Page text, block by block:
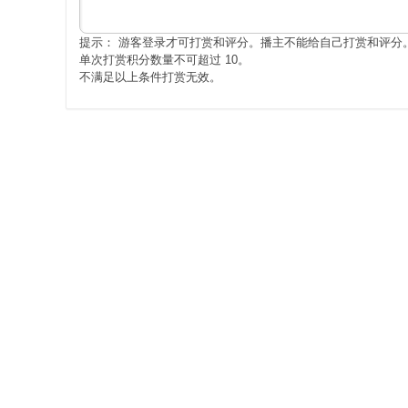
提示： 游客登录才可打赏和评分。播主不能给自己打赏和评分
单次打赏积分数量不可超过 10。
不满足以上条件打赏无效。